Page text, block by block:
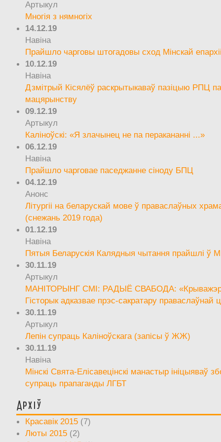
Артыкул
Многія з нямногіх
14.12.19
Навіна
Прайшло чарговы штогадовы сход Мінскай
10.12.19
Навіна
Дзмітрый Кісялёў раскрытыкаваў пазіцыю РПЦ
мацярынству
09.12.19
Артыкул
Каліноўскі: «Я злачынец не па перакананні ...»
06.12.19
Навіна
Прайшло чарговае паседжанне сіноду БПЦ
04.12.19
Анонс
Літургіі на беларускай мове ў праваслаўных
(снежань 2019 года)
01.12.19
Навіна
Пятыя Беларускія Калядныя чытання прайшлі ў
30.11.19
Артыкул
МАНІТОРЫНГ СМІ: РАДЫЁ СВАБОДА:
Гісторык адказвае прэс-сакратару праваслаўнай
30.11.19
Артыкул
Лепін супраць Каліноўскага (запісы ў ЖЖ)
30.11.19
Навіна
Мінскі Свята-Елісавецінскі манастыр ініцыяваў
супраць прапаганды ЛГБТ
Архіў
Красавік 2015 (7)
Люты 2015 (2)